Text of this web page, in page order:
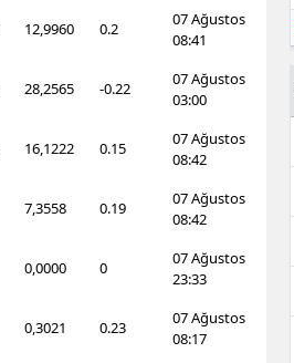
12,9960 0.2
07 Ağustos
08:41
28,2565 -0.22
07 Ağustos
03:00
16,1222 0.15
07 Ağustos
08:42
7,3558 0.19
07 Ağustos
08:42
0,0000 0
07 Ağustos
23:33
0,3021 0.23
07 Ağustos
08:17